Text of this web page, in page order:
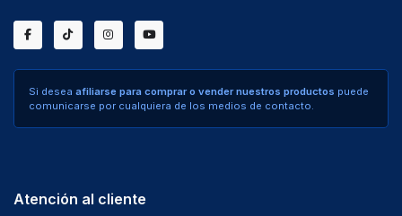
Si desea afiliarse para comprar o vender nuestros productos puede
comunicarse por cualquiera de los medios de contacto.
Atención al cliente